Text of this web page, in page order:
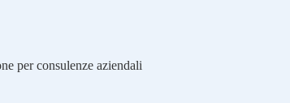
per consulenze aziendali